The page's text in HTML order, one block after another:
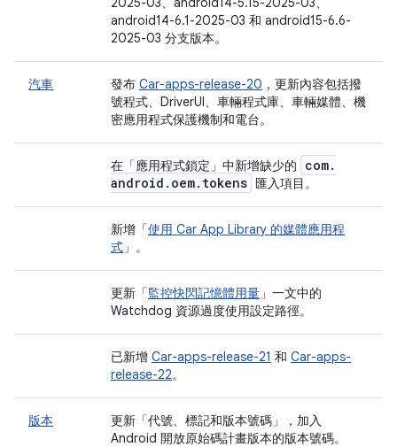
android14-6.1-2025-03 和 android15-6.6-
2025-03 分支版本。
汽車 發布 Car-apps-release-20 ，更新內容包括撥
號程式、DriverUI、車輛程式庫、車輛媒體、機
密應用程式保護機制和電台。
在「應用程式鎖定」 中新增缺少的 com.
android . oem. tokens 匯入項目。
新增「使用 Car App Library 的媒體應用程
式 」。
更新「監控快閃記憶體用量 」一文中的
Watchdog 資源過度使用設定路徑。
已新增 Car-apps-release-21 和 Car-apps-
release-22。
版本 更新「代號、標記和版本號碼」
，加入
Android 開放原始碼計畫版本的版本號碼。